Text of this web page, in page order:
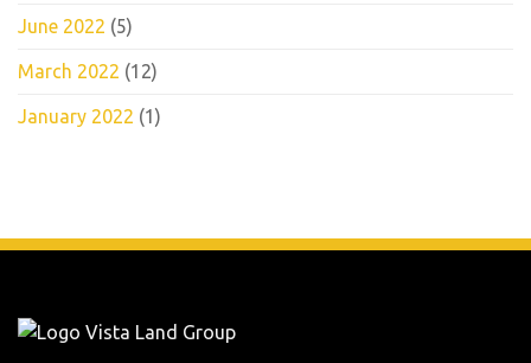
June 2022 (5)
March 2022 (12)
January 2022 (1)